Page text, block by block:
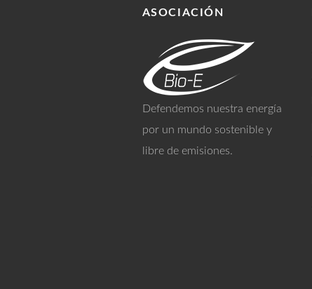
ASOCIACIÓN
Defendemos nuestra energía
por un mundo sostenible y
libre de emisiones.